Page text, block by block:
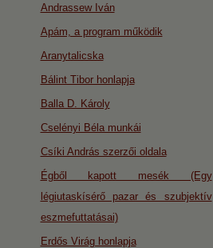
Andrassew Iván
Apám, a program működik
Aranytalicska
Bálint Tibor honlapja
Balla D. Károly
Cselényi Béla munkái
Csíki András szerzői oldala
Égből kapott mesék (Egy
légiutaskísérő pazar és szubjektív
eszmefuttatásai)
Erdős Virág honlapja